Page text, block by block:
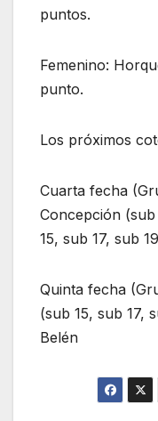
puntos.
Femenino:
punto.
Los próximos
Cuarta fecha
Concepción
15, sub 17, sub
Quinta fecha
(sub 15, sub 17,
Belén